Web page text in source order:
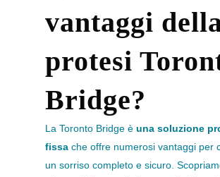
vantaggi
protesi
Bridge?
La Toronto Bridge è una soluzione
fissa che offre numerosi vantaggi per
un sorriso completo e sicuro.